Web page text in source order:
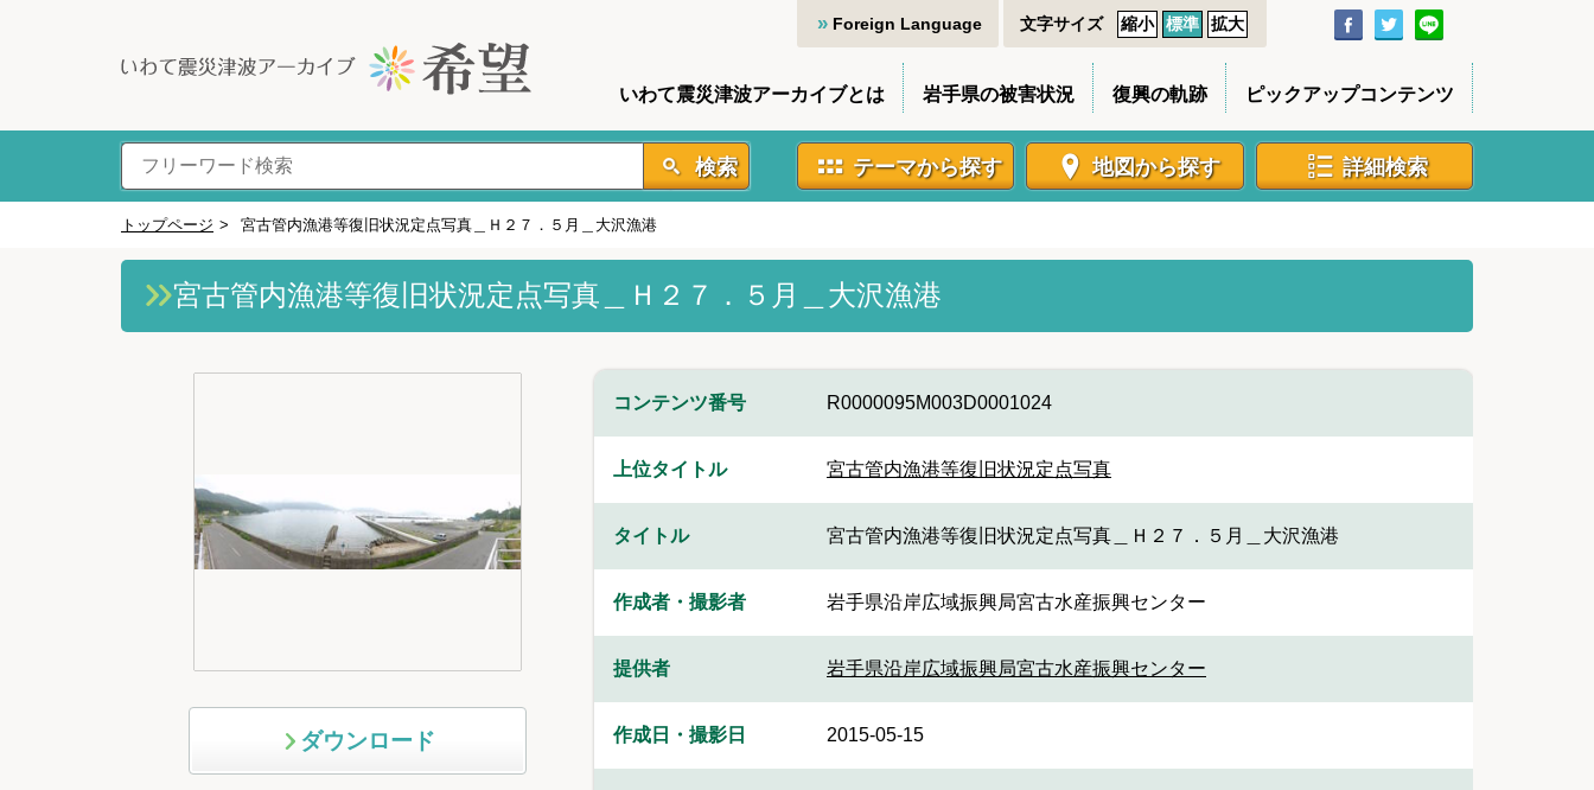
Foreign Language 文字サイズ 縮小 標準 拡大
いわて震災津波アーカイブとは 岩手県の被害状況 復興の軌跡 ピックアップコンテンツ
検索 テーマから探す 地図から探す 詳細検索
トップページ > 宮古管内漁港等復旧状況定点写真＿Ｈ２７．５月＿大沢漁港
宮古管内漁港等復旧状況定点写真＿Ｈ２７．５月＿大沢漁港
ダウンロード
コンテンツ番号 R0000095M003D0001024
上位タイトル 宮古管内漁港等復旧状況定点写真
タイトル 宮古管内漁港等復旧状況定点写真＿Ｈ２７．５月＿大沢漁港
作成者・撮影者 岩手県沿岸広域振興局宮古水産振興センター
提供者 岩手県沿岸広域振興局宮古水産振興センター
作成日・撮影日 2015-05-15